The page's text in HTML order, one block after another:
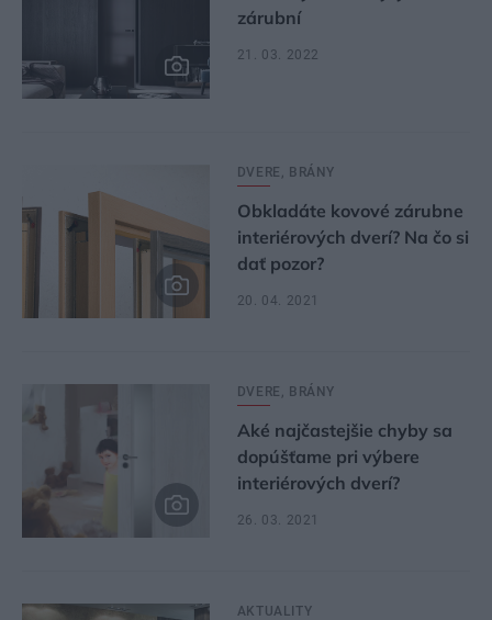
zárubní
21. 03. 2022
DVERE, BRÁNY
Obkladáte kovové zárubne
interiérových dverí? Na čo si
dať pozor?
20. 04. 2021
DVERE, BRÁNY
Aké najčastejšie chyby sa
dopúšťame pri výbere
interiérových dverí?
26. 03. 2021
AKTUALITY